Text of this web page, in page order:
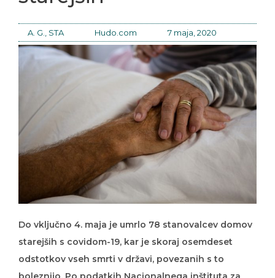
A. G., STA Hudo.com 7 maja, 2020
starejših s covidom-19, kar je skoraj osemdeset
odstotkov vseh smrti v državi, povezanih s to
boleznijo. Po podatkih Nacionalnega inštituta za